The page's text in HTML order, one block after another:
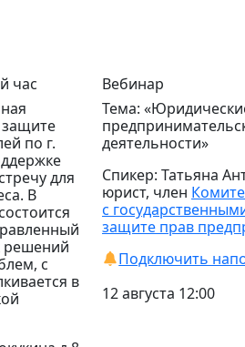
час
по г.
для
В
решений
с
в
Вебинар
Тема:
деятельности»
Спикер: Татьяна
юрист, член
с
защите прав
Подключить
12 августа 12:00